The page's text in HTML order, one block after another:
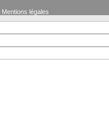
Mentions légales